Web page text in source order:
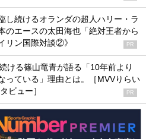
し続けるオランダの超人ハリー・ラ
のエースの太田海也「絶対王者から
リン国際対談②》
PR
ける篠山竜青が語る「10年前より
っている」理由とは。［MVVりらい
ビュー］
PR